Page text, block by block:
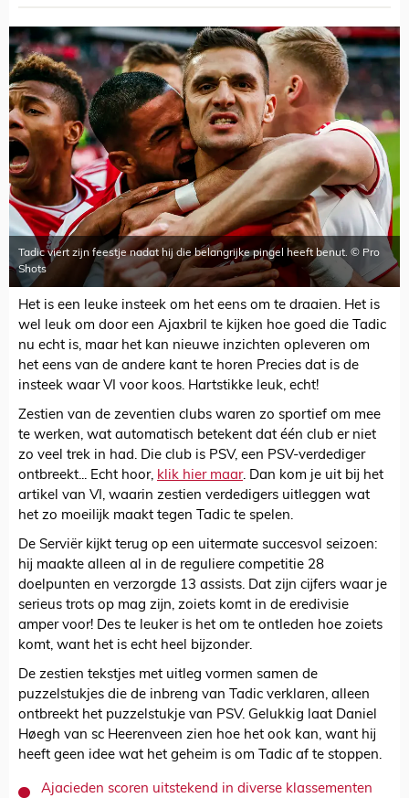
Tadic viert zijn feestje nadat hij die belangrijke pingel heeft benut. © Pro
Shots
Het is een leuke insteek om het eens om te draaien. Het is
wel leuk om door een Ajaxbril te kijken hoe goed die Tadic
nu echt is, maar het kan nieuwe inzichten opleveren om
het eens van de andere kant te horen Precies dat is de
insteek waar VI voor koos. Hartstikke leuk, echt!
Zestien van de zeventien clubs waren zo sportief om mee
te werken, wat automatisch betekent dat één club er niet
zo veel trek in had. Die club is PSV, een PSV-verdediger
ontbreekt... Echt hoor, klik hier maar. Dan kom je uit bij het
artikel van VI, waarin zestien verdedigers uitleggen wat
het zo moeilijk maakt tegen Tadic te spelen.
De Serviër kijkt terug op een uitermate succesvol seizoen:
hij maakte alleen al in de reguliere competitie 28
doelpunten en verzorgde 13 assists. Dat zijn cijfers waar je
serieus trots op mag zijn, zoiets komt in de eredivisie
amper voor! Des te leuker is het om te ontleden hoe zoiets
komt, want het is echt heel bijzonder.
De zestien tekstjes met uitleg vormen samen de
puzzelstukjes die de inbreng van Tadic verklaren, alleen
ontbreekt het puzzelstukje van PSV. Gelukkig laat Daniel
Høegh van sc Heerenveen zien hoe het ook kan, want hij
heeft geen idee wat het geheim is om Tadic af te stoppen.
Ajacieden scoren uitstekend in diverse klassementen